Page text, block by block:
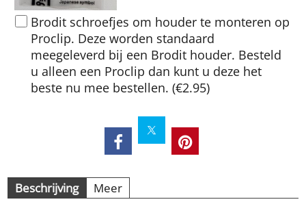
Brodit schroefjes om houder te monteren op
Proclip. Deze worden standaard
meegeleverd bij een Brodit houder. Besteld
u alleen een Proclip dan kunt u deze het
beste nu mee bestellen. (€2.95)
Beschrijving Meer